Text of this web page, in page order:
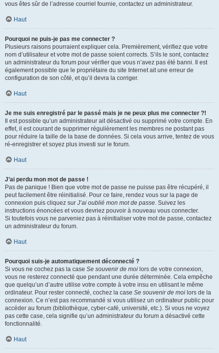
vous êtes sûr de l’adresse courriel fournie, contactez un administrateur.
Haut
Pourquoi ne puis-je pas me connecter ?
Plusieurs raisons pourraient expliquer cela. Premièrement, vérifiez que votre
nom d’utilisateur et votre mot de passe soient corrects. S’ils le sont, contactez
un administrateur du forum pour vérifier que vous n’avez pas été banni. Il est
également possible que le propriétaire du site Internet ait une erreur de
configuration de son côté, et qu’il devra la corriger.
Haut
Je me suis enregistré par le passé mais je ne peux plus me connecter ?!
Il est possible qu’un administrateur ait désactivé ou supprimé votre compte. En
effet, il est courant de supprimer régulièrement les membres ne postant pas
pour réduire la taille de la base de données. Si cela vous arrive, tentez de vous
ré-enregistrer et soyez plus investi sur le forum.
Haut
J’ai perdu mon mot de passe !
Pas de panique ! Bien que votre mot de passe ne puisse pas être récupéré, il
peut facilement être réinitialisé. Pour ce faire, rendez vous sur la page de
connexion puis cliquez sur J’ai oublié mon mot de passe. Suivez les
instructions énoncées et vous devriez pouvoir à nouveau vous connecter.
Si toutefois vous ne parveniez pas à réinitialiser votre mot de passe, contactez
un administrateur du forum.
Haut
Pourquoi suis-je automatiquement déconnecté ?
Si vous ne cochez pas la case Se souvenir de moi lors de votre connexion,
vous ne resterez connecté que pendant une durée déterminée. Cela empêche
que quelqu’un d’autre utilise votre compte à votre insu en utilisant le même
ordinateur. Pour rester connecté, cochez la case Se souvenir de moi lors de la
connexion. Ce n’est pas recommandé si vous utilisez un ordinateur public pour
accéder au forum (bibliothèque, cyber-café, université, etc.). Si vous ne voyez
pas cette case, cela signifie qu’un administrateur du forum a désactivé cette
fonctionnalité.
Haut